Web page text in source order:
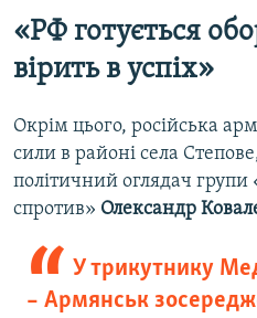
720p
«РФ готується
вірить в успіх»
Окрім цього, російська
сили в районі села
політичний оглядач
спротив» Олександр
У трикутнику
– Армянськ